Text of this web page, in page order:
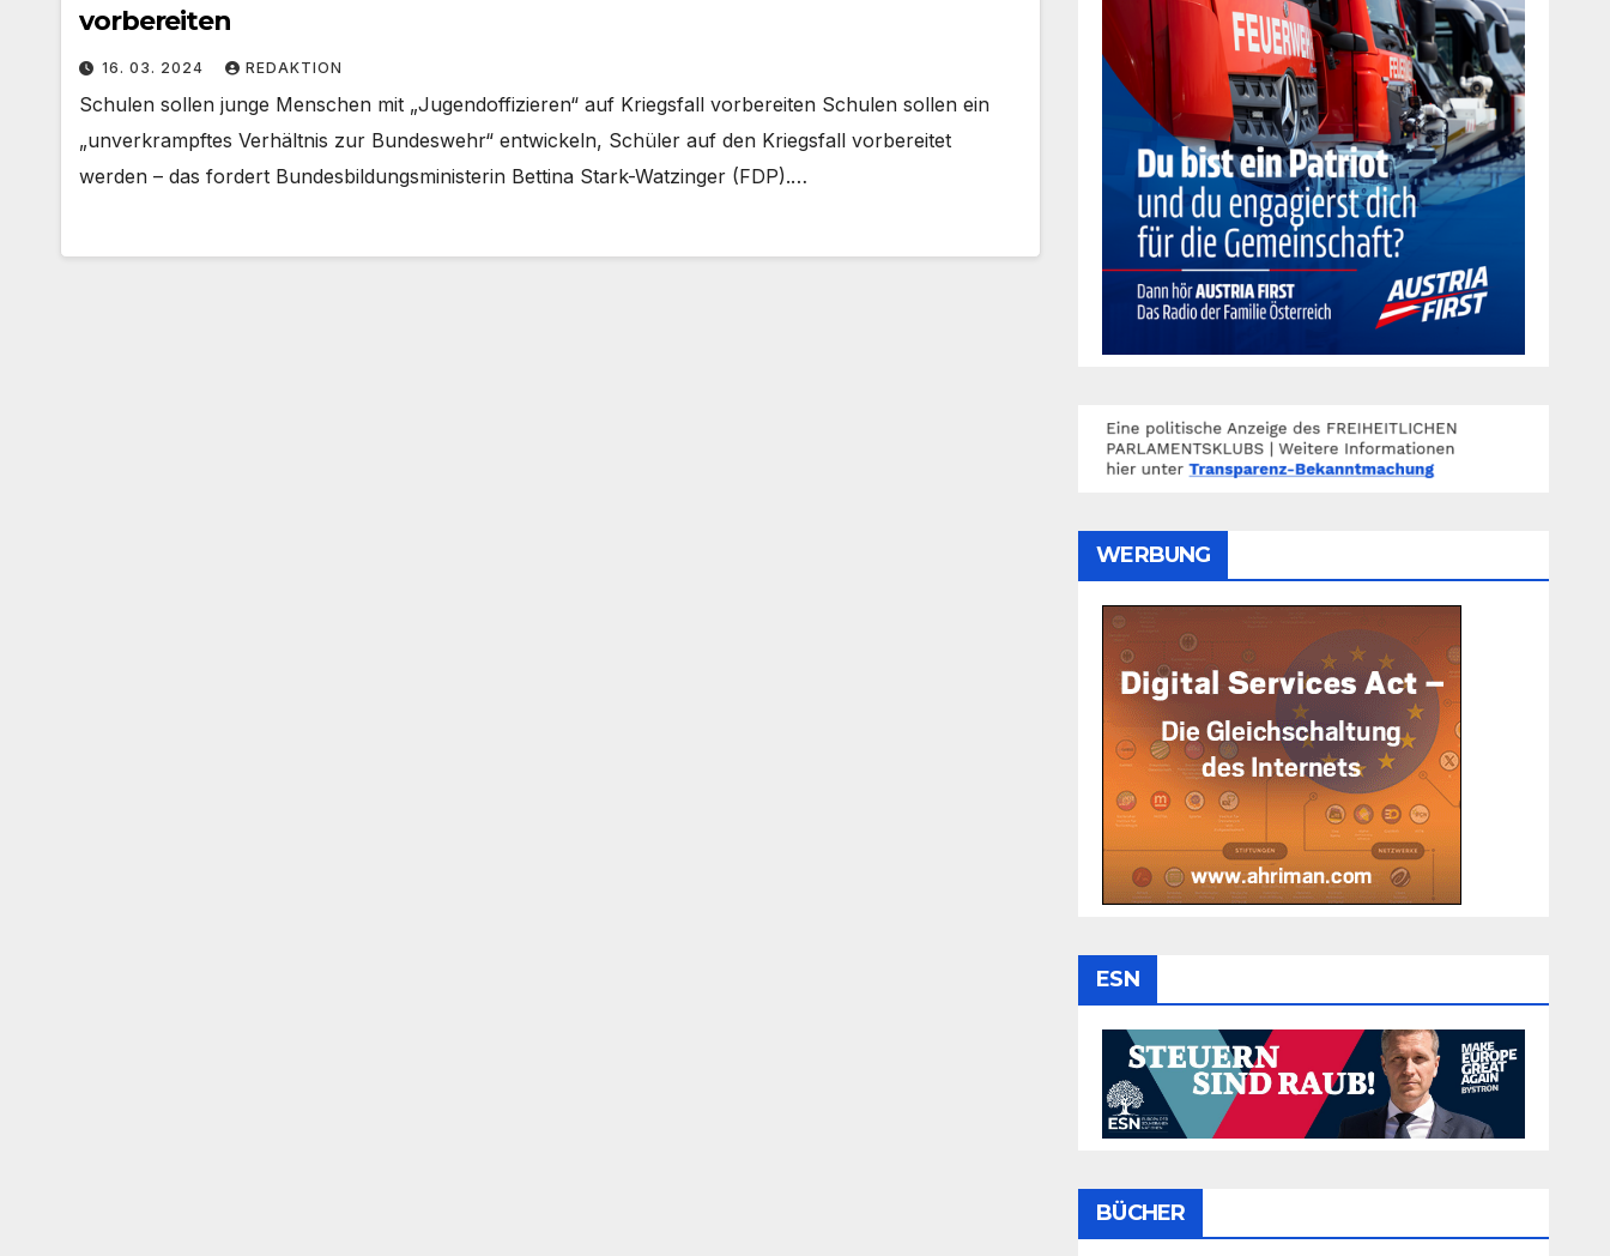
vorbereiten
16. 03. 2024 REDAKTION
Schulen sollen junge Menschen mit „Jugendoffizieren“ auf Kriegsfall vorbereiten Schulen sollen ein
„unverkrampftes Verhältnis zur Bundeswehr“ entwickeln, Schüler auf den Kriegsfall vorbereitet
werden – das fordert Bundesbildungsministerin Bettina Stark-Watzinger (FDP).…
WERBUNG
ESN
BÜCHER